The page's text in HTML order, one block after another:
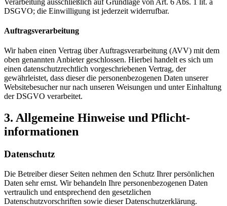
DSGVO; die Einwilligung ist jederzeit widerrufbar.
Auftragsverarbeitung
Wir haben einen Vertrag über Auftragsverarbeitung (AVV) mit dem
oben genannten Anbieter geschlossen. Hierbei handelt es sich um
einen datenschutzrechtlich vorgeschriebenen Vertrag, der
gewährleistet, dass dieser die personenbezogenen Daten unserer
Websitebesucher nur nach unseren Weisungen und unter Einhaltung
der DSGVO verarbeitet.
3. Allgemeine Hinweise und Pflicht­
informationen
Datenschutz
Die Betreiber dieser Seiten nehmen den Schutz Ihrer persönlichen
Daten sehr ernst. Wir behandeln Ihre personenbezogenen Daten
vertraulich und entsprechend den gesetzlichen
Datenschutzvorschriften sowie dieser Datenschutzerklärung.